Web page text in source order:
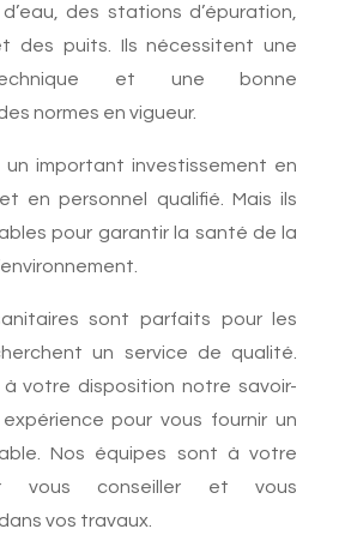
des stations d’épuration,
des puits. Ils nécessitent une
et une bonne
normes en vigueur.
un important investissement en
en personnel qualifié. Mais ils
pour garantir la santé de la
sont parfaits pour les
un service de qualité.
votre disposition notre savoir-
pour vous fournir un
Nos équipes sont à votre
vous conseiller et vous
vos travaux.